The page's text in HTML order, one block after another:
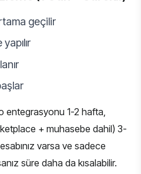
geçilir
entegrasyonu 1-2 hafta,
+ muhasebe dahil) 3-
varsa ve sadece
süre daha da kısalabilir.